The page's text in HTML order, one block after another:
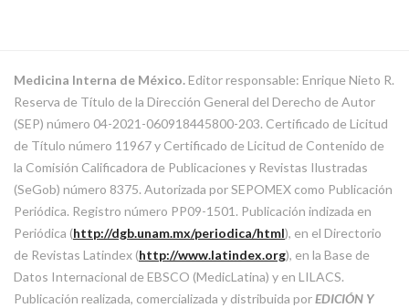
Medicina Interna de México.Editor responsable: Enrique Nieto R.
Reserva de Título de la Dirección General del Derecho de Autor
(SEP) número 04-2021-060918445800-203. Certificado de Licitud
de Título número 11967 y Certificado de Licitud de Contenido de
la Comisión Calificadora de Publicaciones y Revistas Ilustradas
(SeGob) número 8375. Autorizada por SEPOMEX como Publicación
Periódica. Registro número PP09-1501. Publicación indizada en
Periódica (http://dgb.unam.mx/periodica/html), en el Directorio
de Revistas Latindex (http://www.latindex.org), en la Base de
Datos Internacional de EBSCO (MedicLatina) y en LILACS.
Publicación realizada, comercializada y distribuida porEDICIÓN Y